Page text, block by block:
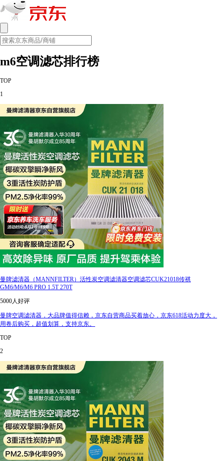
m6空调滤芯排行榜
TOP
1
曼牌滤清器（MANNFILTER）活性炭空调滤清器空调滤芯CUK21018传祺
GM6/M6/M6 PRO 1.5T 270T
5000人好评
曼牌空调滤清器，大品牌值得信赖，京东自营商品买着放心，京东618活动力度大，
用卷后购买，超值划算，支持京东。
TOP
2